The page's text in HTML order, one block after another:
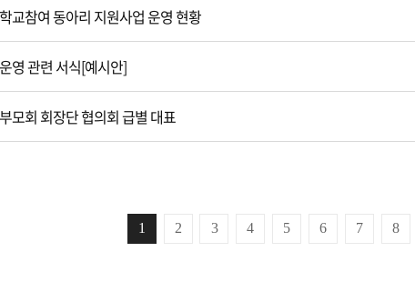
교참여 동아리 지원사업 운영 현황
영 관련 서식[예시안]
모회 회장단 협의회 급별 대표
1 2 3 4 5 6 7 8